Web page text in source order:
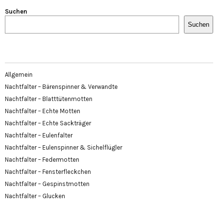
Suchen
Suchen
Allgemein
Nachtfalter – Bärenspinner & Verwandte
Nachtfalter – Blatttütenmotten
Nachtfalter – Echte Motten
Nachtfalter – Echte Sackträger
Nachtfalter – Eulenfalter
Nachtfalter – Eulenspinner & Sichelflügler
Nachtfalter – Federmotten
Nachtfalter – Fensterfleckchen
Nachtfalter – Gespinstmotten
Nachtfalter – Glucken